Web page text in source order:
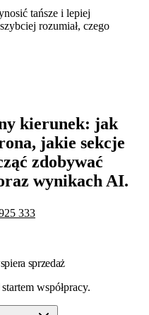
tańsze i lepiej
rozumiał, czego
kierunek: jak
jakie sekcje
zdobywać
wynikach AI.
333
sprzedaż
współpracy.